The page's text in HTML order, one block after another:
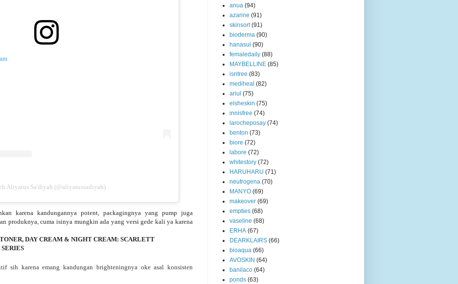
Aliyatus Sa'diyah (@aliyatussadiyah)
karena kandungannya potent, packagingnya yang pump juga
produknya, cuma isinya mungkin ada yang versi gede kali ya karena
DAY CREAM & NIGHT CREAM: SCARLETT
sih karena emang kandungan brighteningnya oke asal konsisten
anua (94)
azarine (91)
skinsort (91)
bioderma (90)
hanasui (90)
femaledaily (88)
MAYBELLINE (85)
isntree (83)
mediheal (82)
ariul (75)
elsheskin (75)
innisfree (74)
larocheposay (74)
benton (73)
biore (72)
labore (72)
whitestory (72)
HARUHARU (71)
neutrogena (70)
MANYO (69)
makeover (69)
empties (68)
vaseline (68)
ERHA (67)
DEARKLAIRS (66)
bioaqua (66)
AVOSKIN (64)
banilaco (64)
ponds (63)